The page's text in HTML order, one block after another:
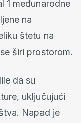
1 međunarodne
na
štetu na
širi prostorom.
da su
uključujući
Napad je